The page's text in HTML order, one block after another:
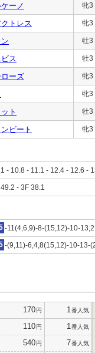
ーノ 牝3
トレス 牝3
牡3
ス 牡3
ーズ 牝3
牝3
ト 牡3
ビート 牝3
- 10.8 - 11.1 - 12.4 - 12.6 -
- 3F 38.1
-11(4,6,9)-8-(15,12)-10-
-(9,11)-6,4,8(15,12)-10-13-
170円 1 番人気
110円 1 番人気
540円 7番人気